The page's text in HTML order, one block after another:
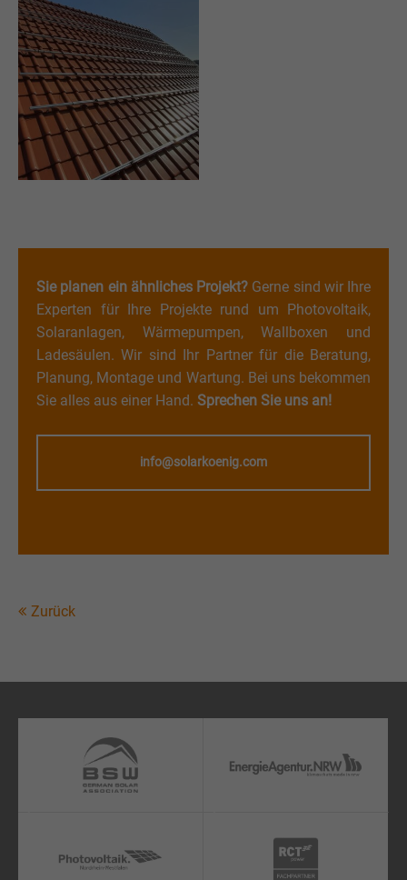
Sie planen ein ähnliches Projekt? Gerne sind wir Ihre
Experten für Ihre Projekte rund um Photovoltaik,
Solaranlagen, Wärmepumpen, Wallboxen und
Ladesäulen. Wir sind Ihr Partner für die Beratung,
Planung, Montage und Wartung. Bei uns bekommen
Sie alles aus einer Hand. Sprechen Sie uns an!
info@solarkoenig.com
Zurück